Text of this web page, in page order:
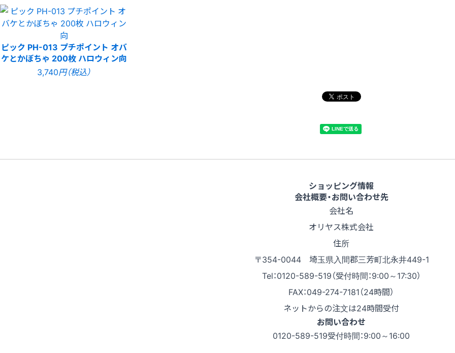
ピック PH-013 プチポイント オバ
ケとかぼちゃ 200枚 ハロウィン向
3,740円（税込）
ショッピング情報
会社概要・お問い合わせ先
会社名
オリヤス株式会社
住所
〒354-0044 埼玉県入間郡三芳町北永井449-1
Tel：0120-589-519（受付時間：9:00～17:30）
FAX：049-274-7181（24時間）
ネットからの注文は24時間受付
お問い合わせ
0120-589-519受付時間：9:00～16:00